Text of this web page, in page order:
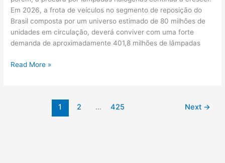
Em 2026, a frota de veículos no segmento de reposição do
Brasil composta por um universo estimado de 80 milhões de
unidades em circulação, deverá conviver com uma forte
demanda de aproximadamente 401,8 milhões de lâmpadas
Read More »
1 2 … 425 Next →